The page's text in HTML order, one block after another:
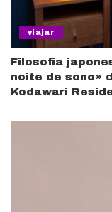
viajar
Filosofia
noite de sono»
Kodawari